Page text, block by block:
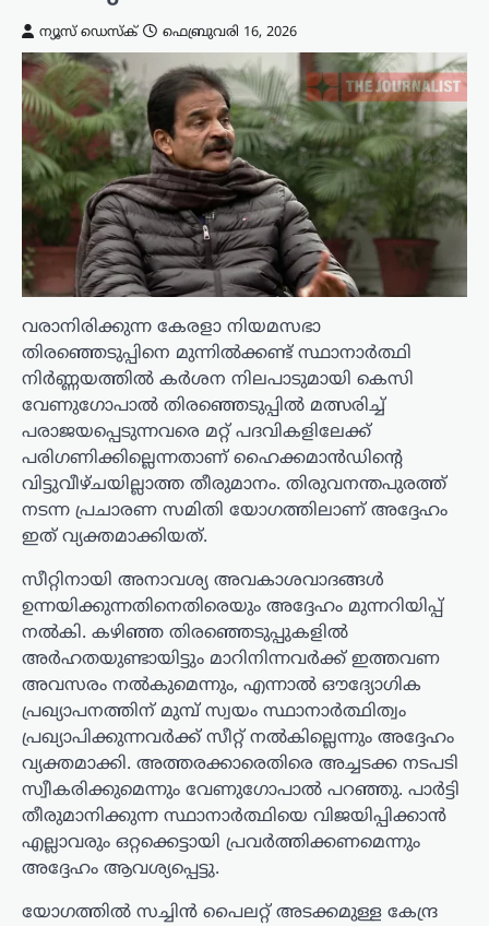
ന്യൂസ് ഡെസ്ക് ഫെബ്രുവരി 16, 2026
വരാനിരിക്കുന്ന കേരളാ നിയമസഭാ
തിരഞ്ഞെടുപ്പിനെ മുന്നിൽക്കണ്ട് സ്ഥാനാർത്ഥി
നിർണ്ണയത്തിൽ കർശന നിലപാടുമായി കെസി
വേണുഗോപാൽ തിരഞ്ഞെടുപ്പിൽ മത്സരിച്ച്
പരാജയപ്പെടുന്നവരെ മറ്റ് പദവികളിലേക്ക്
പരിഗണിക്കില്ലെന്നതാണ് ഹൈക്കമാൻഡിന്റെ
വിട്ടുവീഴ്ചയില്ലാത്ത തീരുമാനം. തിരുവനന്തപുരത്ത്
നടന്ന പ്രചാരണ സമിതി യോഗത്തിലാണ് അദ്ദേഹം
ഇത് വ്യക്തമാക്കിയത്.
സീറ്റിനായി അനാവശ്യ അവകാശവാദങ്ങൾ
ഉന്നയിക്കുന്നതിനെതിരെയും അദ്ദേഹം മുന്നറിയിപ്പ്
നൽകി. കഴിഞ്ഞ തിരഞ്ഞെടുപ്പുകളിൽ
അർഹതയുണ്ടായിട്ടും മാറിനിന്നവർക്ക് ഇത്തവണ
അവസരം നൽകുമെന്നും, എന്നാൽ ഔദ്യോഗിക
പ്രഖ്യാപനത്തിന് മുമ്പ് സ്വയം സ്ഥാനാർത്ഥിത്വം
പ്രഖ്യാപിക്കുന്നവർക്ക് സീറ്റ് നൽകില്ലെന്നും അദ്ദേഹം
വ്യക്തമാക്കി. അത്തരക്കാരെതിരെ അച്ചടക്ക നടപടി
സ്വീകരിക്കുമെന്നും വേണുഗോപാൽ പറഞ്ഞു. പാർട്ടി
തീരുമാനിക്കുന്ന സ്ഥാനാർത്ഥിയെ വിജയിപ്പിക്കാൻ
എല്ലാവരും ഒറ്റക്കെട്ടായി പ്രവർത്തിക്കണമെന്നും
അദ്ദേഹം ആവശ്യപ്പെട്ടു.
യോഗത്തിൽ സച്ചിൻ പൈലറ്റ് അടക്കമുള്ള കേന്ദ്ര